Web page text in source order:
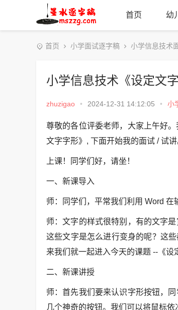
首页 幼
首页 小学面试逐字稿 小学信息技术
小学信息技术《设定文
zhuzigao • 2024-12-31 14:12:05 • 小
尊敬的各位评委老师，大家上午好
文字字形》, 下面开始我的面试 / 试讲
上课！同学们好，请坐！
一、新课导入
师：同学们，平常我们利用 Word 在
师：文字的样式很特别，有的文字
这些文字是怎么进行变身的呢？这
来我们就一起进入今天的课题 --《设
二、新课讲授
师：首先我们要来认识字形按钮，
几个神奇的按钮。我们可以将鼠标